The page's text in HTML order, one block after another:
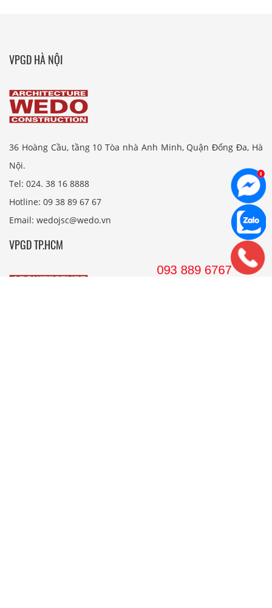
VPGD HÀ NỘI
36 Hoàng Cầu, tầng 10 Tòa nhà Anh Minh, Quận Đống Đa, Hà
Nội.
Tel: 024. 38 16 8888
Hotline: 09 38 89 67 67
Email: wedojsc@wedo.vn
VPGD TP.HCM